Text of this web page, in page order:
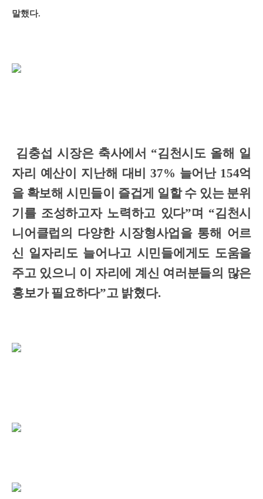
말했다.
김충섭 시장은 축사에서 “김천시도 올해 일
자리 예산이 지난해 대비 37% 늘어난 154억
을 확보해 시민들이 즐겁게 일할 수 있는 분위
기를 조성하고자 노력하고 있다”며 “김천시
니어클럽의 다양한 시장형사업을 통해 어르
신 일자리도 늘어나고 시민들에게도 도움을
주고 있으니 이 자리에 계신 여러분들의 많은
홍보가 필요하다”고 밝혔다.